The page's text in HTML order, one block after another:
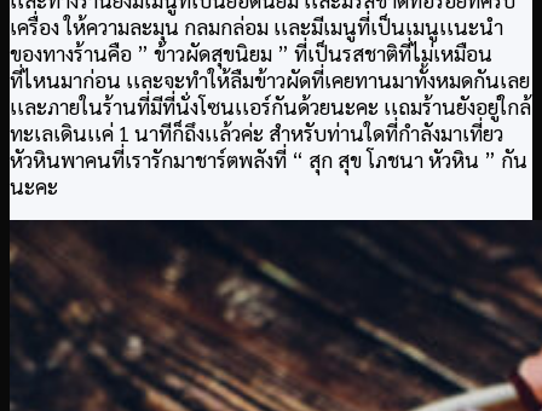
เครื่อง ให้ความละมุน กลมกล่อม เเละมีเมนูที่เป็นเมนูเเนะนำ
ของทางร้านคือ ” ข้าวผัดสุขนิยม ” ที่เป็นรสชาติที่ไม่เหมือน
ที่ไหนมาก่อน เเละจะทำให้ลืมข้าวผัดที่เคยทานมาทั้งหมดกันเลย
เเละภายในร้านที่มีที่นั่งโซนเเอร์กันด้วยนะคะ เเถมร้านยังอยู่ใกล้
ทะเลเดินเเค่ 1 นาทีก็ถึงเเล้วค่ะ สำหรับท่านใดที่กำลังมาเที่ยว
หัวหินพาคนที่เรารักมาชาร์ตพลังที่ “ สุก สุข โภชนา หัวหิน ” กัน
นะคะ